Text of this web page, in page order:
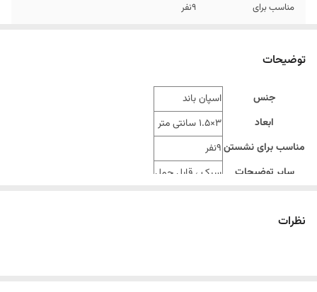
مناسب برای 9نفر
توضیحات
جنس
اسپان باند
ابعاد
3×1.5 سانتی متر
مناسب برای نشستن9نفر
سایر توضیحات
سبک ، قابل حمل
نظرات